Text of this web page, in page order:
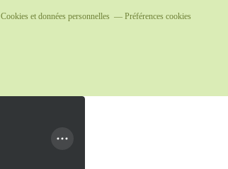
Cookies et données personnelles Préférences cookies